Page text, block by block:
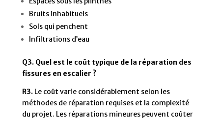
Bruits inhabituels
Sols qui penchent
Infiltrations d’eau
Q3. Quel est le coût typique de la réparation des
fissures en escalier ?
R3.Le coût varie considérablement selon les
méthodes de réparation requises et la complexité
du projet. Les réparations mineures peuvent coûter